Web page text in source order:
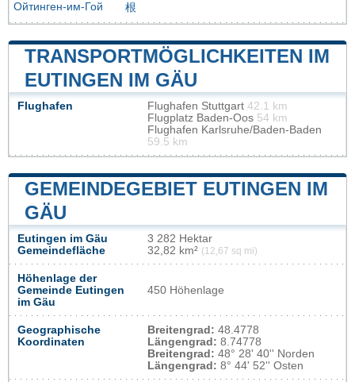
Ойтинген-им-Гой
根
TRANSPORTMÖGLICHKEITEN IM
EUTINGEN IM GÄU
Flughafen Flughafen Stuttgart 42.1 km
Flugplatz Baden-Oos 54 km
Flughafen Karlsruhe/Baden-Baden
59.5 km
GEMEINDEGEBIET EUTINGEN IM
GÄU
Eutingen im Gäu
Gemeindefläche
3 282 Hektar
32,82 km² (12,67 sq mi)
Höhenlage der
Gemeinde Eutingen
im Gäu
450 Höhenlage
Geographische
Koordinaten
Breitengrad: 48.4778
Längengrad: 8.74778
Breitengrad: 48° 28' 40'' Norden
Längengrad: 8° 44' 52'' Osten